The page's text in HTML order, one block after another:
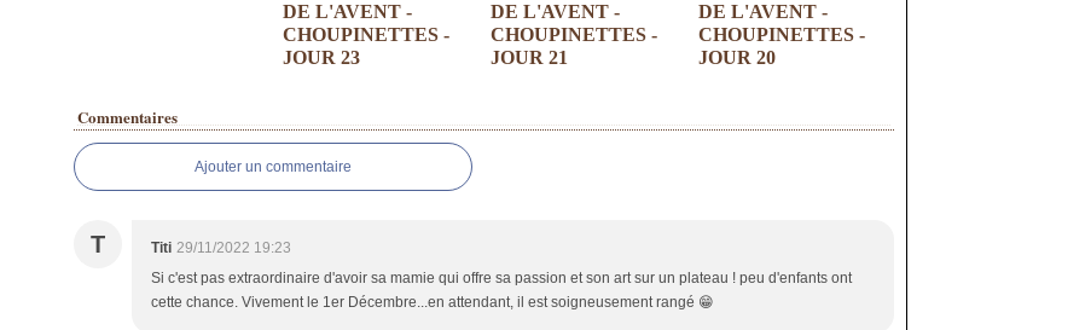
DE L'AVENT -
CHOUPINETTES -
JOUR 23
DE L'AVENT -
CHOUPINETTES -
JOUR 21
DE L'AVENT -
CHOUPINETTES -
JOUR 20
Commentaires
Ajouter un commentaire
T Titi 29/11/2022 19:23
Si c'est pas extraordinaire d'avoir sa mamie qui offre sa passion et son art sur un plateau ! peu d'enfants ont
cette chance. Vivement le 1er Décembre...en attendant, il est soigneusement rangé 😁